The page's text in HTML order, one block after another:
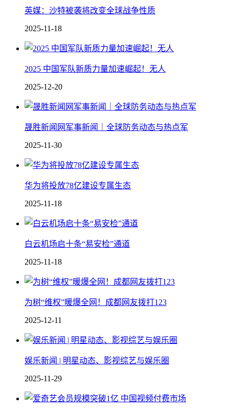
英媒：沙特被袭将改变全球战争性质
2025-11-18
2025 中国军队新质力量加速崛起！无人
2025-12-20
晟胜新闻网军事新闻｜全球防务动态与热点军
2025-11-30
华为将投放78亿建设专属生态
2025-11-18
白云机场启十条“易安检”通道
2025-11-18
为树“维权”暖爆全网！成都网友拨打123
2025-12-11
娱乐新闻 | 明星动态、影视综艺与娱乐圈
2025-11-29